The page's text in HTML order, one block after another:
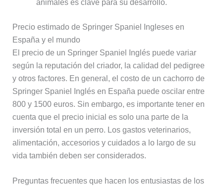
animales es clave para su desarrollo.
Precio estimado de Springer Spaniel Ingleses en
España y el mundo
El precio de un Springer Spaniel Inglés puede variar
según la reputación del criador, la calidad del pedigree
y otros factores. En general, el costo de un cachorro de
Springer Spaniel Inglés en España puede oscilar entre
800 y 1500 euros. Sin embargo, es importante tener en
cuenta que el precio inicial es solo una parte de la
inversión total en un perro. Los gastos veterinarios,
alimentación, accesorios y cuidados a lo largo de su
vida también deben ser considerados.
Preguntas frecuentes que hacen los entusiastas de los